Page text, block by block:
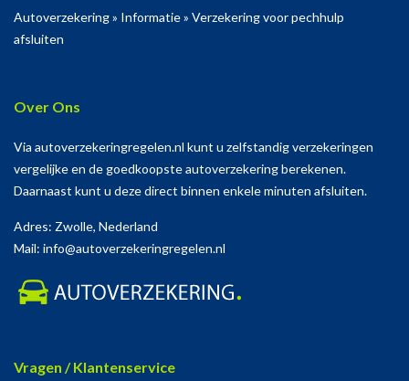
Autoverzekering» Informatie» Verzekering voor pechhulp
afsluiten
Over Ons
Via autoverzekeringregelen.nl kunt u zelfstandig verzekeringen
vergelijke en de goedkoopste autoverzekering berekenen.
Daarnaast kunt u deze direct binnen enkele minuten afsluiten.
Adres: Zwolle, Nederland
Mail: info@autoverzekeringregelen.nl
Vragen / Klantenservice